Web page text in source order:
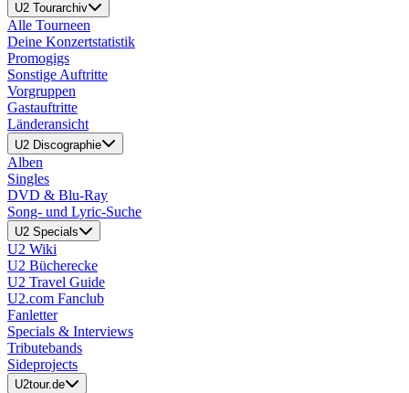
U2 Tourarchiv
Alle Tourneen
Deine Konzertstatistik
Promogigs
Sonstige Auftritte
Vorgruppen
Gastauftritte
Länderansicht
U2 Discographie
Alben
Singles
DVD & Blu-Ray
Song- und Lyric-Suche
U2 Specials
U2 Wiki
U2 Bücherecke
U2 Travel Guide
U2.com Fanclub
Fanletter
Specials & Interviews
Tributebands
Sideprojects
U2tour.de